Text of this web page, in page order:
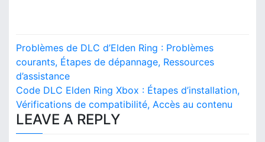
P
o
s
t
n
Problèmes de DLC d’Elden Ring : Problèmes
courants, Étapes de dépannage, Ressources
d’assistance
Code DLC Elden Ring Xbox : Étapes d’installation,
Vérifications de compatibilité, Accès au contenu
LEAVE A REPLY